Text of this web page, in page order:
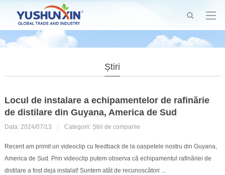
Știri
Locul de instalare a echipamentelor de rafinărie
de distilare din Guyana, America de Sud
Data: 2024/07/13 Categorii: Știri de companie
Recent am primit un videoclip cu feedback de la oaspetele nostru din Guyana,
America de Sud. Prin videoclip putem observa că echipamentul rafinăriei de
distilare a fost deja instalat! Suntem atât de recunoscători ...